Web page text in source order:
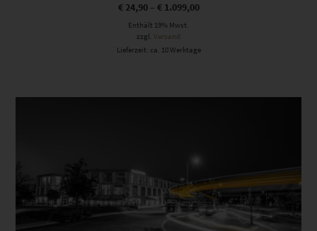
€24,90– €1.099,00
Enthält 19% Mwst.
zzgl. Versand
Lieferzeit: ca. 10 Werktage
Dieses Produkt weist mehrere Varianten auf. Die Optionen können auf der Produktseite gewählt werden